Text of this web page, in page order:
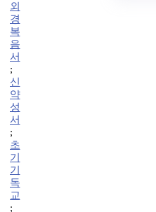
외
경
복
음
서
;
신
약
성
서
;
초
기
기
독
교
;